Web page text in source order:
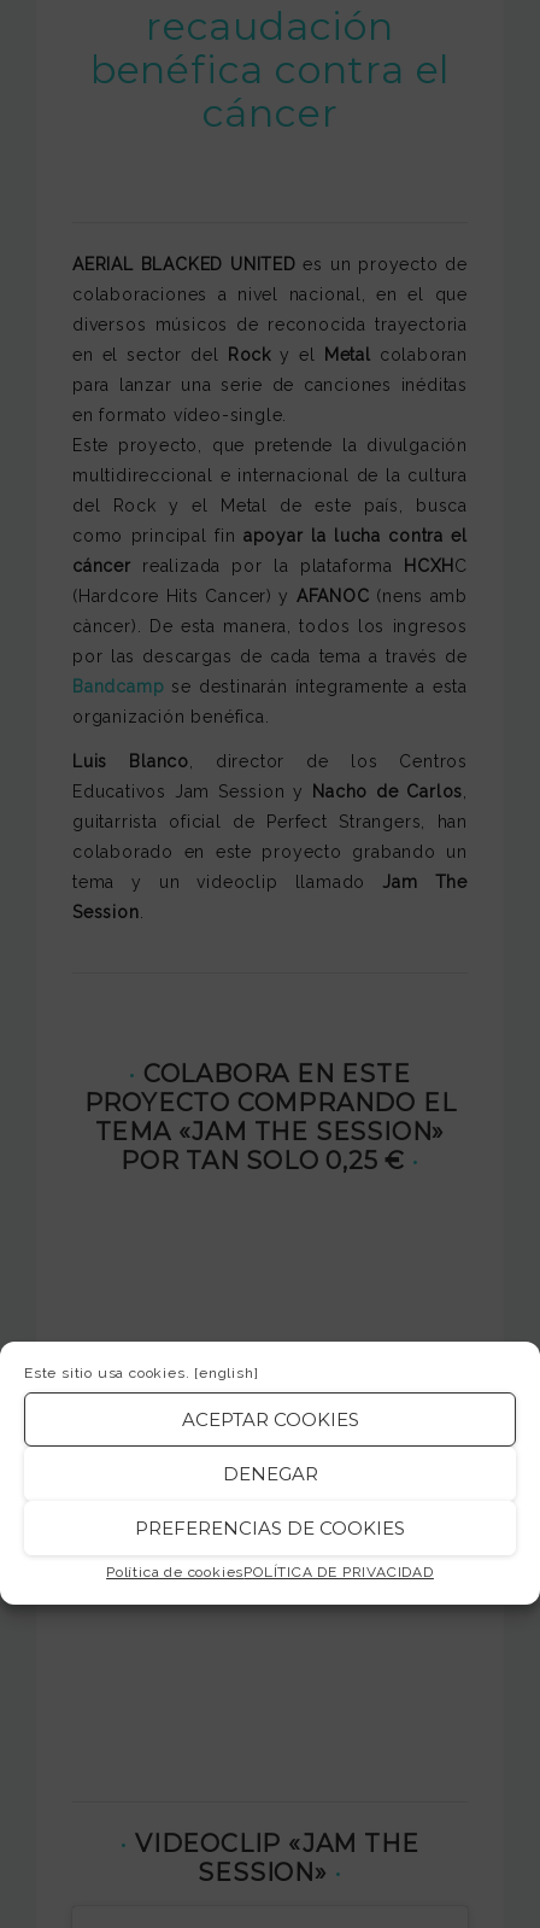
Este sitio usa cookies. [english]
ACEPTAR COOKIES
DENEGAR
PREFERENCIAS DE COOKIES
Política de cookiesPOLÍTICA DE PRIVACIDAD
recaudación
benéfica contra el
cáncer
AERIAL BLACKED UNITEDes un proyecto de
colaboraciones a nivel nacional, en el que
diversos músicos de reconocida trayectoria
en el sector del
Rock y el Metal colaboran
para lanzar una serie de canciones inéditas
en formato vídeo-single.
Este proyecto, que pretende la divulgación
multidireccional e internacional de la cultura
del Rock y el Metal de este país, busca
como principal fin apoyar la lucha contra el
cáncer realizada por la plataforma HCXH C
(Hardcore Hits Cancer) y AFANOC (nens amb
càncer). De esta manera, todos los ingresos
por las descargas de cada tema a través de
Bandcamp se destinarán íntegramente a esta
organización benéfica.
Luis Blanco , director de los Centros
Educativos Jam Session y
Nacho de Carlos
guitarrista oficial de Perfect Strangers, han
colaborado en este proyecto grabando un
tema y un videoclip llamado Jam The
Session
· COLABORA EN ESTE
PROYECTO COMPRANDO EL
TEMA «JAM THE SESSION»
POR TAN SOLO 0,25 € ·
· VIDEOCLIP «JAM THE
SESSION» ·